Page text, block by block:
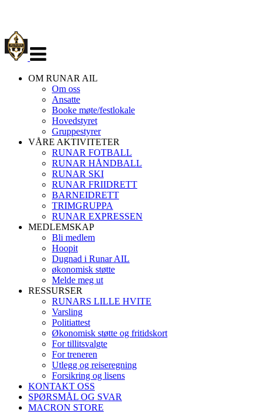
navigasjon
OM RUNAR AIL
Om oss
Ansatte
Booke møte/festlokale
Hovedstyret
Gruppestyrer
VÅRE AKTIVITETER
RUNAR FOTBALL
RUNAR HÅNDBALL
RUNAR SKI
RUNAR FRIIDRETT
BARNEIDRETT
TRIMGRUPPA
RUNAR EXPRESSEN
MEDLEMSKAP
Bli medlem
Hoopit
Dugnad i Runar AIL
økonomisk støtte
Melde meg ut
RESSURSER
RUNARS LILLE HVITE
Varsling
Politiattest
Økonomisk støtte og fritidskort
For tillitsvalgte
For treneren
Utlegg og reiseregning
Forsikring og lisens
KONTAKT OSS
SPØRSMÅL OG SVAR
MACRON STORE